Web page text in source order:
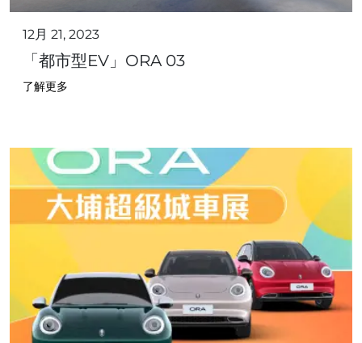
12月 21, 2023
「都市型EV」ORA 03
了解更多